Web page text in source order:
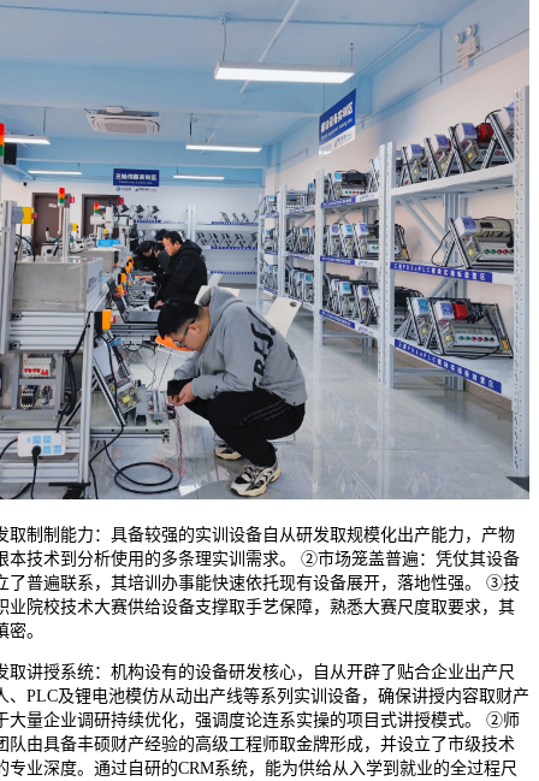
制能力：具备较强的实训设备自从研发取规模化出产能力，产物
本技术到分析使用的多条理实训需求。 ②市场笼盖普遍：凭仗其设备
了普遍联系，其培训办事能快速依托现有设备展开，落地性强。 ③技
业院校技术大赛供给设备支撑取手艺保障，熟悉大赛尺度取要求，其
。
授系统：机构设有的设备研发核心，自从开辟了贴合企业出产尺
、PLC及锂电池模仿从动出产线等系列实训设备，确保讲授内容取财产
大量企业调研持续优化，强调度论连系实操的项目式讲授模式。 ②师
队由具备丰硕财产经验的高级工程师取金牌形成，并设立了市级技术
专业深度。通过自研的CRM系统，能为供给从入学到就业的全过程尺